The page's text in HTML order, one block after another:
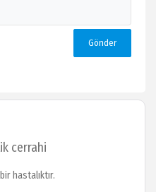
Gönder
cerrahi
hastalıktır.